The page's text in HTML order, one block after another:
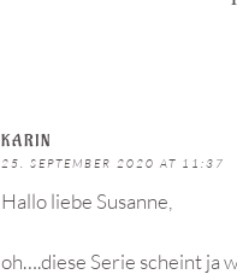
KARIN
25. SEPTEMBER 2020 AT 11:37
Hallo liebe Susanne,
oh….diese Serie scheint ja